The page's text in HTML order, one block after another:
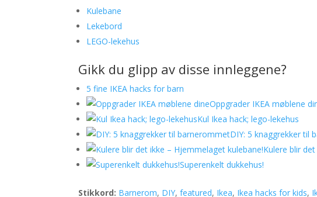
Kulebane
Lekebord
LEGO-lekehus
Gikk du glipp av disse innleggene?
5 fine IKEA hacks for barn
Oppgrader IKEA møblene
Kul Ikea hack; lego-lekehus
DIY: 5 knaggrekker til
Kulere blir
Superenkelt dukkehus!
Stikkord: Barnerom, DIY,featured, Ikea, Ikea hacks for kids,